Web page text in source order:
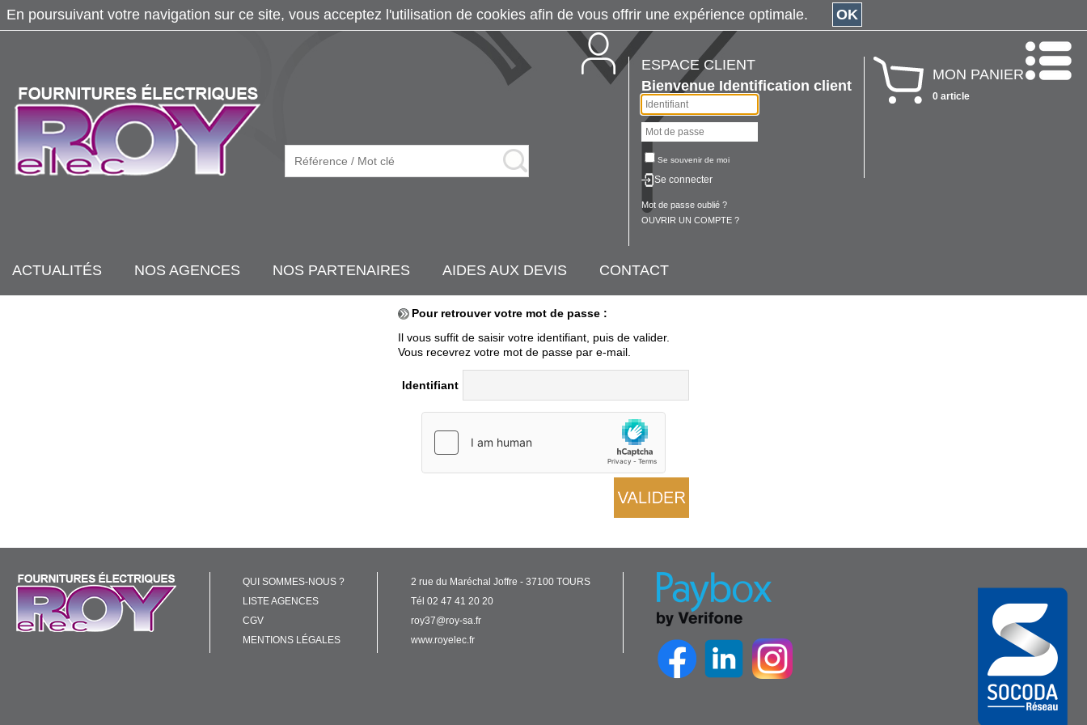
ESPACE CLIENT
Bienvenue Identification client
Se souvenir de moi
Se connecter
Mot de passe oublié ?
OUVRIR UN COMPTE ?
MON PANIER
0 article
ACTUALITÉS NOS AGENCES NOS PARTENAIRES AIDES AUX DEVIS CONTACT
Pour retrouver votre mot de passe :
Il vous suffit de saisir votre identifiant, puis de valider.
Vous recevrez votre mot de passe par e-mail.
Identifiant
QUI SOMMES-NOUS ?
LISTE AGENCES
CGV
MENTIONS LÉGALES
2 rue du Maréchal Joffre - 37100 TOURS
Tél 02 47 41 20 20
roy37@roy-sa.fr
www.royelec.fr
En poursuivant votre navigation sur ce site, vous acceptez l'utilisation de cookies afin de vous offrir une expérience optimale. OK